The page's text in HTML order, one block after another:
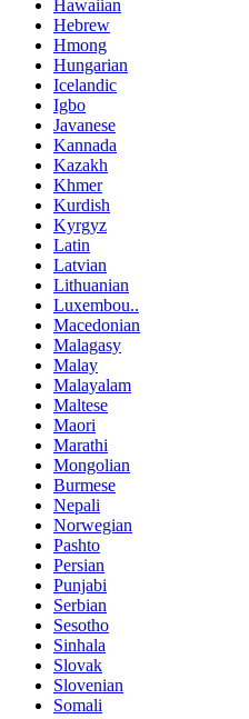
Hawaiian
Hebrew
Hmong
Hungarian
Icelandic
Igbo
Javanese
Kannada
Kazakh
Khmer
Kurdish
Kyrgyz
Latin
Latvian
Lithuanian
Luxembou..
Macedonian
Malagasy
Malay
Malayalam
Maltese
Maori
Marathi
Mongolian
Burmese
Nepali
Norwegian
Pashto
Persian
Punjabi
Serbian
Sesotho
Sinhala
Slovak
Slovenian
Somali